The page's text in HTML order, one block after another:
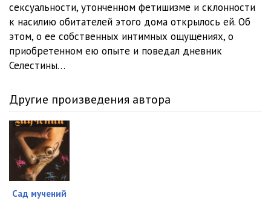
16 1:02:30
17
сексуальности, утонченном фетишизме и склонности
к насилию обитателей этого дома открылось ей. Об
этом, о ее собственных интимных ощущениях, о
приобретенном ею опыте и поведал дневник
Селестины…
Другие произведения автора
Сад мучений